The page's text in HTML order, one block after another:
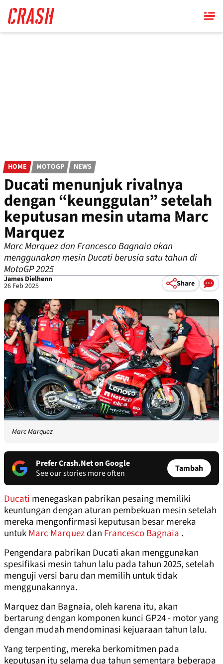
main
content
HOME MOTOGP NEWS
Ducati menunjuk rivalnya
dengan “keunggulan” setelah
keputusan mesin utama Marc
Marquez
Marc Marquez dan Francesco Bagnaia akan
menggunakan mesin Ducati berusia satu tahun di
MotoGP 2025
James Dielhenn
26 Feb 2025 Share
Marc Marquez
Prefer Crash.Net on Google
See our stories more often
Tambah
Ducati menegaskan pabrikan pesaing memiliki
keuntungan dengan aturan pembekuan mesin setelah
mereka mengonfirmasi keputusan besar mereka
untukMarc Marquezdan Francesco Bagnaia .
Pengendara pabrikan Ducati akan menggunakan
spesifikasi mesin tahun lalu pada tahun 2025, setelah
menguji versi baru dan memilih untuk tidak
menggunakannya.
Marquez dan Bagnaia, oleh karena itu, akan
bertarung dengan komponen kunci GP24 - motor yang
dengan mudah mendominasi kejuaraan tahun lalu.
Yang terpenting, mereka berkomitmen pada
keputusan itu selama dua tahun sementara beberapa